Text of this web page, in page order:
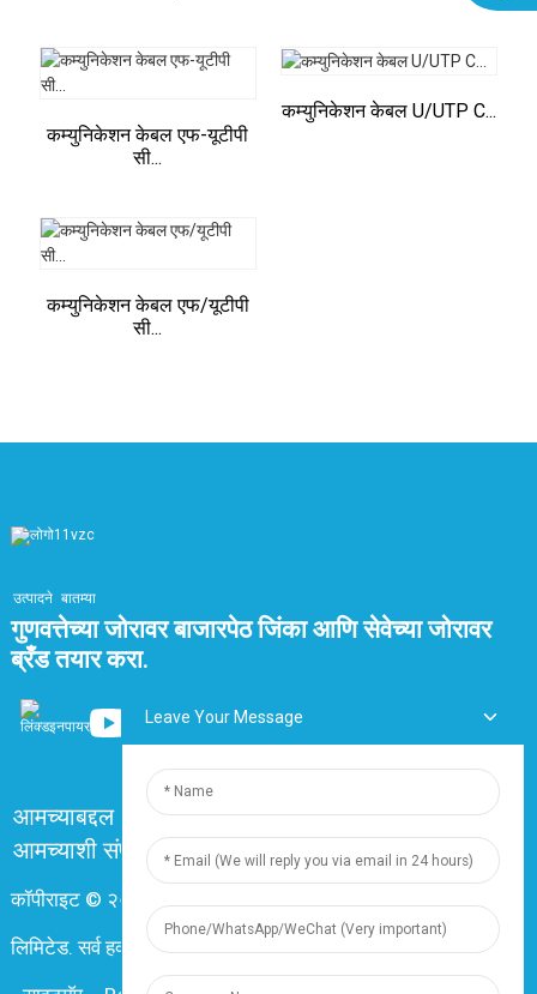
कम्युनिकेशन केबल एफ-यूटीपी
सी...
कम्युनिकेशन केबल U/UTP C...
कम्युनिकेशन केबल एफ/यूटीपी
सी...
उत्पादने बातम्या
गुणवत्तेच्या जोरावर बाजारपेठ जिंका आणि सेवेच्या जोरावर
ब्रँड तयार करा.
आमच्याबद्दल
वारंवार विचारले जाणारे प्रश्न
आमच्याशी संपर्क साधा
कॉपीराइट © २०२४ शांघाय डिंगझुन इलेक्ट्रिक अँड केबल कंपनी
लिमिटेड. सर्व हक्क राखीव.
Leave Your Message